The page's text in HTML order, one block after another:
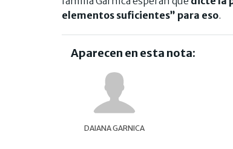
elementos suficientes” para eso.
Aparecen en esta nota:
DAIANA GARNICA